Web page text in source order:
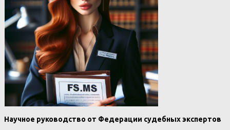
Научное руководство от Федерации судебных экспертов